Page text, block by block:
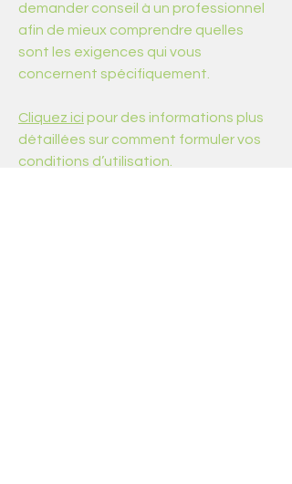
demander conseil à un professionnel
afin de mieux comprendre quelles
sont les exigences qui vous
concernent spécifiquement.
Cliquez ici pour des informations plus
détaillées sur comment formuler vos
conditions d’utilisation.